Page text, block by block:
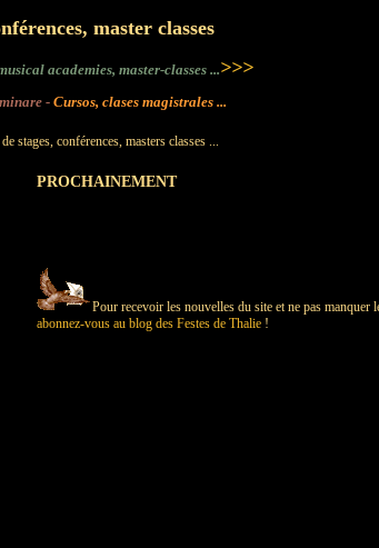
master classes
academies, master-classes ...>>>
- Cursos, clases magistrales ...
stages, conférences, masters classes ...
PROCHAINEMENT
Pour recevoir les nouvelles du site et ne pas
abonnez-vous au blog des Festes de Thalie !